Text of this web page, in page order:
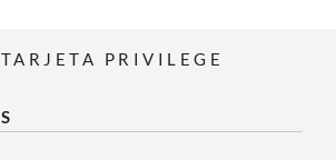
TARJETA PRIVILEGE